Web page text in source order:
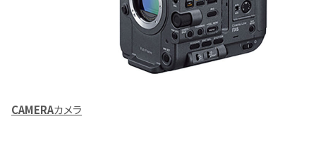
CAMERAカメラ